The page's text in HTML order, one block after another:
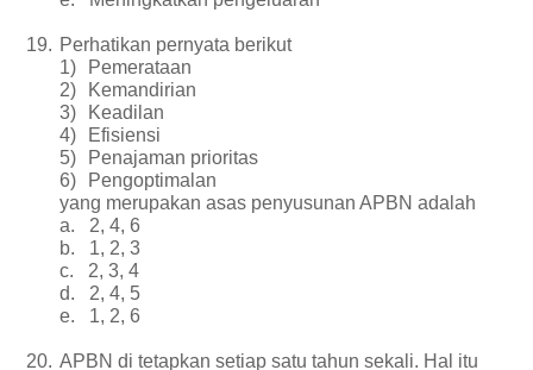
19. Perhatikan pernyata berikut
1)
Pemerataan
2)
Kemandirian
3)
Keadilan
4)
Efisiensi
5)
Penajaman prioritas
6)
Pengoptimalan
yang merupakan asas penyusunan APBN adalah
a.
2, 4, 6
b.
1, 2, 3
c.
2, 3, 4
d.
2, 4, 5
e.
1, 2, 6
20. APBN di tetapkan setiap satu tahun sekali. Hal itu